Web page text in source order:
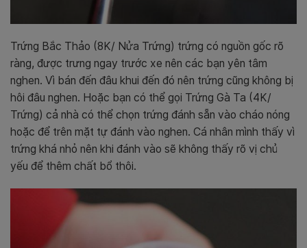
Trứng Bắc Thảo (8K/ Nửa Trứng) trứng có nguồn gốc rõ
ràng, được trưng ngay trước xe nên các bạn yên tâm
nghen. Vì bán đến đâu khui đến đó nên trứng cũng không bị
hôi đâu nghen. Hoặc bạn có thể gọi Trứng Gà Ta (4K/
Trứng) cả nhà có thể chọn trứng đánh sẵn vào cháo nóng
hoặc để trên mặt tự đánh vào nghen. Cá nhân mình thấy vì
trứng khá nhỏ nên khi đánh vào sẽ không thấy rõ vị chủ
yếu để thêm chất bổ thôi.